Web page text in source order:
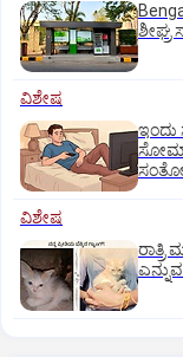
ಶೀಘ್ರ
ವಿಶೇಷ
ಇಂದು
ವಿಶೇಷ
ರಾತ್ರಿ